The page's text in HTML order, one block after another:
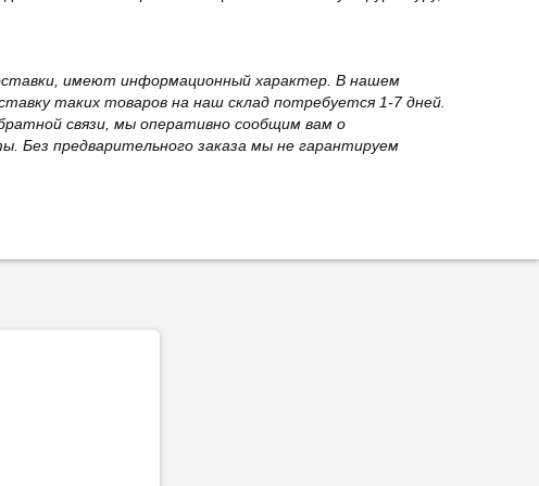
имеют информационный характер. В нашем
таких товаров на наш склад потребуется 1-7 дней.
связи, мы оперативно сообщим вам о
Без предварительного заказа мы не гарантируем